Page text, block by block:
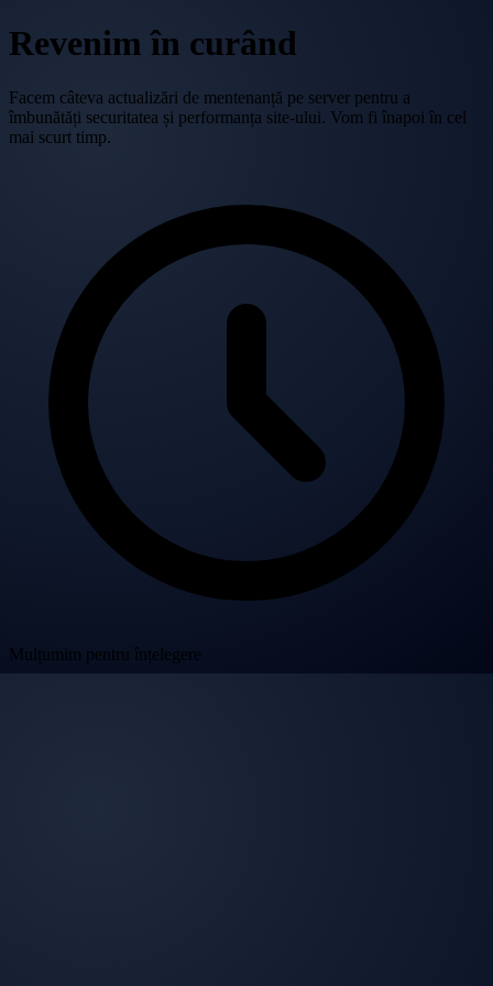
Revenim în curând
Facem câteva actualizări de mentenanță pe server pentru a
îmbunătăți securitatea și performanța site-ului. Vom fi înapoi în cel
mai scurt timp.
Mulțumim pentru înțelegere